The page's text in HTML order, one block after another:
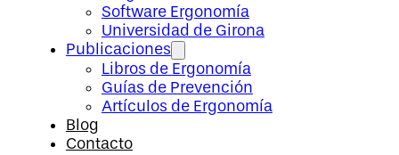
Software Ergonomía
Universidad de Girona
Publicaciones
Libros de Ergonomía
Guías de Prevención
Artículos de Ergonomía
Blog
Contacto